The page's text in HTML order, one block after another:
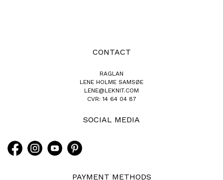
CONTACT
RAGLAN
LENE HOLME SAMSØE
LENE@LEKNIT.COM
CVR: 14 64 04 87
SOCIAL MEDIA
PAYMENT METHODS